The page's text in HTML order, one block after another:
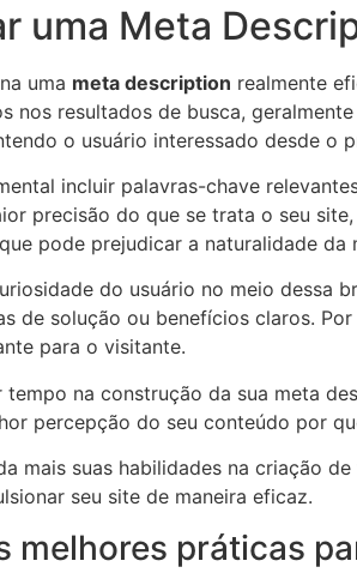
uma Meta
uma meta description realmente
nos resultados de busca,
o usuário interessado desde o
incluir palavras-chave
precisão do que se trata o seu
pode prejudicar a naturalidade
do usuário no meio dessa
de solução ou benefícios claros.
para o visitante.
na construção da sua meta
percepção do seu conteúdo por
mais suas habilidades na criação
seu site de maneira eficaz.
melhores práticas